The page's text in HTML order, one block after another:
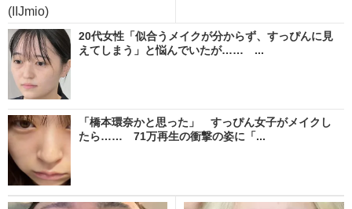
(IIJmio)
20代女性「似合うメイクが分からず、すっぴんに見
えてしまう」と悩んでいたが…… ...
「橋本環奈かと思った」 すっぴん女子がメイクし
たら…… 71万再生の衝撃の姿に「...